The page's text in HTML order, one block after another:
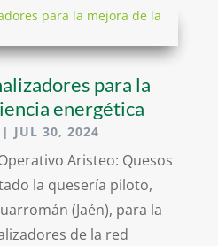
para la
energética
| JUL 30, 2024
Aristeo: Quesos
la quesería piloto,
(Jaén), para la
de la red